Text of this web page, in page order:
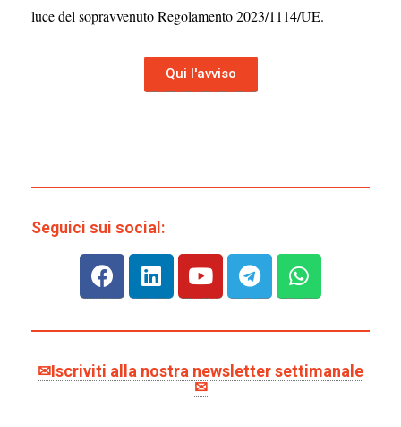
luce del sopravvenuto Regolamento 2023/1114/UE.
Qui l'avviso
Seguici sui social:
✉Iscriviti alla nostra newsletter settimanale
✉